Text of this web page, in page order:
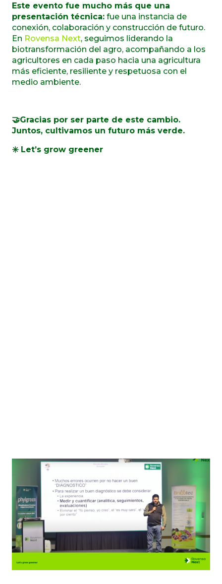
Este evento fue mucho más que una
presentación técnica: fue una instancia de
conexión, colaboración y construcción de futuro.
En Rovensa Next, seguimos liderando la
biotransformación del agro, acompañando a los
agricultores en cada paso hacia una agricultura
más eficiente, resiliente y respetuosa con el
medio ambiente.
🤝Gracias por ser parte de este cambio.
Juntos, cultivamos un futuro más verde.
✳️ Let’s grow greener